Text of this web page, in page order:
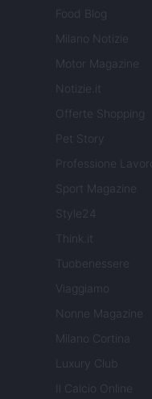
Food Blog
Milano Notizie
Motor Magazine
Notizie.it
Offerte Shopping
Pet Story
Professione Lavoro
Sport Magazine
Style24
Think.it
Tuobenessere
Viaggiamo
Nonne Magazine
Milano Cortina
Luxury Club
Il Calcio Online